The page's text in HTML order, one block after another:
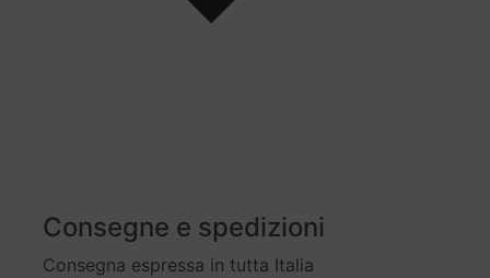
Consegne e spedizioni
Consegna espressa in tutta Italia